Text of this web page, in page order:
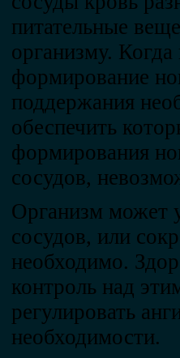
питательные
организму.
формирование
поддержания
обеспечить
формирования
сосудов,
Организм может
сосудов, или
необходимо.
контроль над
регулировать
необходимости.